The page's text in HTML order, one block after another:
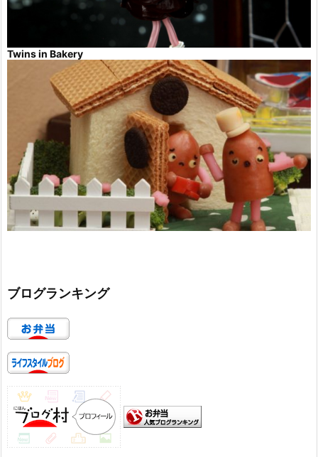
Twins in Bakery
ブログランキング